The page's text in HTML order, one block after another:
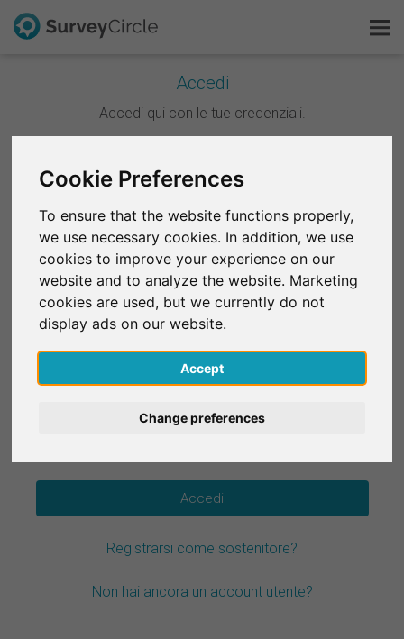
Cookie Preferences
To ensure that the website functions properly,
we use necessary cookies. In addition, we use
cookies to improve your experience on our
website and to analyze the website. Marketing
cookies are used, but we currently do not
display ads on our website.
Accept
Change preferences
Accedi
Accedi qui con le tue credenziali.
Continua con Google
Continua con Facebook
OPPURE
E-mail*
Password*
Registrarsi come sostenitore?
Non hai ancora un account utente?
Questo è SurveyCircle
FAQ
Registrati gratis
Accedi
English
Deutsch
Español
Français